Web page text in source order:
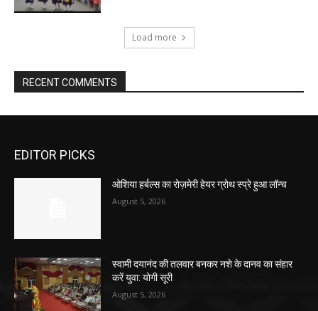
Load more
RECENT COMMENTS
EDITOR PICKS
ओशिया हर्बल्स का रोज़मेरी हेयर ग्रोथ स्प्रे हुआ लॉन्च
August 5, 2026
स्वामी दयानंद की तलवार बनकर नशे के दानव का संहार
करें युवा: योगी सूरी
August 5, 2026